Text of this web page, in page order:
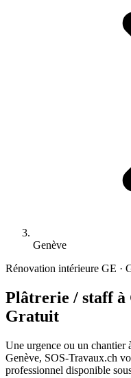
Genève
Rénovation intérieure GE ·
Plâtrerie / staff à
Gratuit
Une urgence ou un chantier
Genève, SOS-Travaux.ch
professionnel disponible